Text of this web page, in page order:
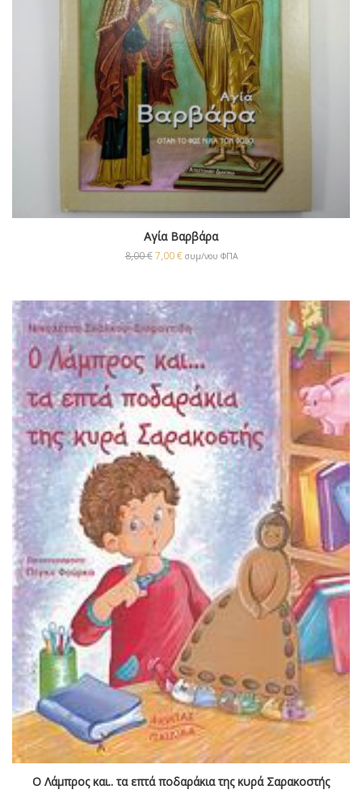
Αγία Βαρβάρα
8,00€ 7,00€ συμ/νου ΦΠΑ
Ο Λάμπρος και.. τα επτά ποδαράκια της κυρά Σαρακοστής